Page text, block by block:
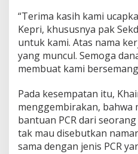
“Terima kasih kami
Kepri, khususnya pak
untuk kami. Atas nama
yang muncul. Semoga
membuat kami
Pada kesempatan itu,
menggembirakan, bahwa
bantuan PCR dari
tak mau disebutkan
sama dengan jenis PCR